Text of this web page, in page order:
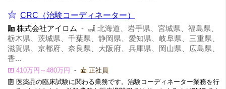
CRC（治験コーディネーター）
株式会社アイロム -
北海道、岩手県、宮城県、福島県、
栃木県、茨城県、千葉県、静岡県、愛知県、岐阜県、三重県、
滋賀県、京都府、奈良県、大阪府、兵庫県、岡山県、広島県、
香...
410万円～480万円 -
正社員
医薬品の臨床試験に関わる業務です。治験コーディネーター業務を行